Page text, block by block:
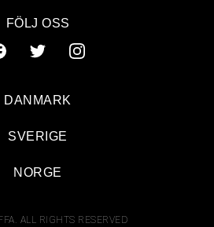
FÖLJ OSS
ALL RIGHTS RESERVED
DANMARK
SVERIGE
NORGE